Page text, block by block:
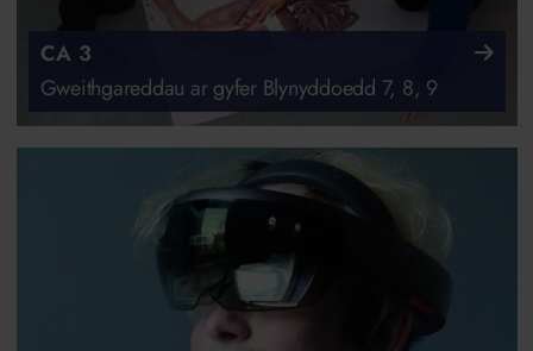
CA 3
Gweithgareddau ar gyfer Blynyddoedd 7, 8, 9